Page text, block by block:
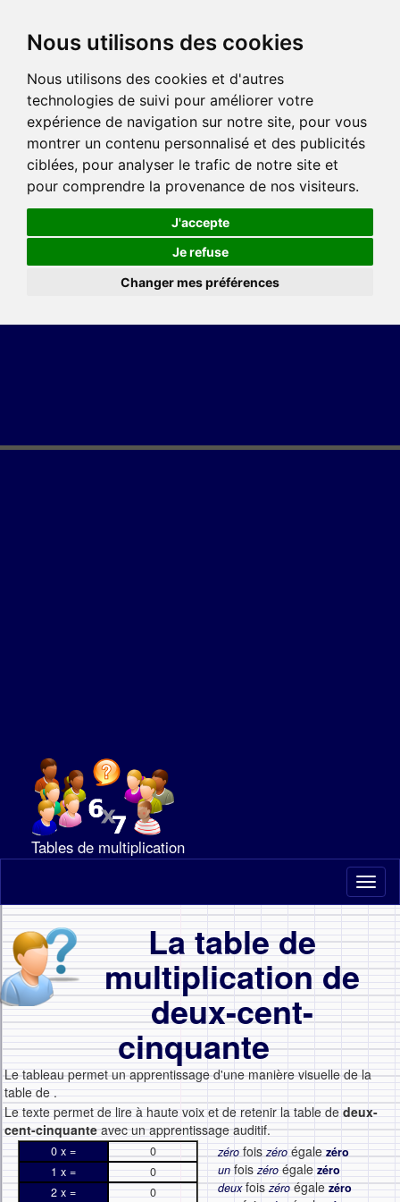
Nous utilisons des cookies
Nous utilisons des cookies et d'autres
technologies de suivi pour améliorer votre
expérience de navigation sur notre site, pour vous
montrer un contenu personnalisé et des publicités
ciblées, pour analyser le trafic de notre site et
pour comprendre la provenance de nos visiteurs.
J'accepte
Je refuse
Changer mes préférences
Tables de multiplication
La table de
multiplication de
deux-cent-
cinquante
Le tableau permet un apprentissage d'une manière visuelle de la
table de .
Le texte permet de lire à haute voix et de retenir la table de deux-
cent-cinquanteavec un apprentissage auditif.
0 x =
0
1 x =
0
2 x =
0
zérofoiszéroégalezéro
un foiszéro égale zéro
deuxfoiszéroégalezéro